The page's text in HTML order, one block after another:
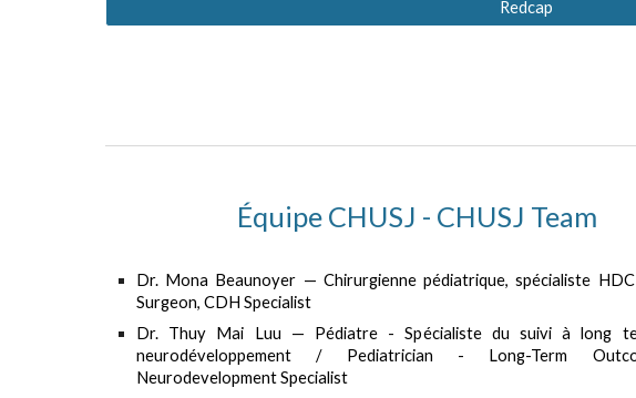
Redcap
Équipe CHUSJ - CHUSJ Team
Dr. Mona Beaunoyer — Chirurgienne pédiatrique, spécialiste
Surgeon, CDH Specialist
Dr. Thuy Mai Luu — Pédiatre - Spécialiste du suivi à long
neurodéveloppement / Pediatrician - Long-Term
Neurodevelopment Specialist